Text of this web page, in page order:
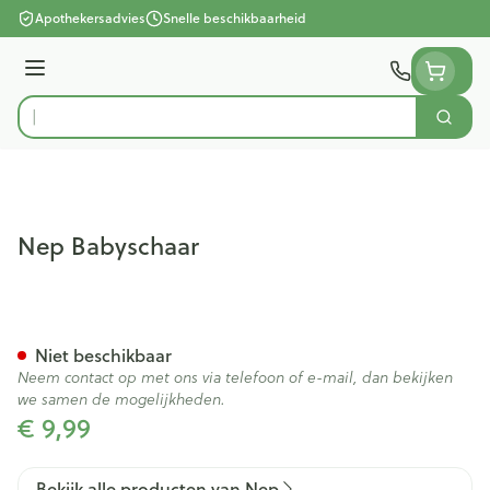
Ga naar de inhoud
Apothekersadvies Snelle beschikbaarheid
Menu
Product, merk, categorie... Zoek
Nep Babyschaar
€ 9,99
Niet beschikbaar
Neem contact op met ons via telefoon of e-mail, dan bekijken
we samen de mogelijkheden.